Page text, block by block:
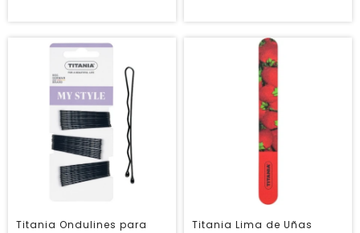
Titania Ondulines para
Titania Lima de Uñas